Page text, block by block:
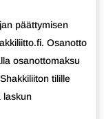
päättymisen
Osanotto
osanottomaksu
tilille
laskun